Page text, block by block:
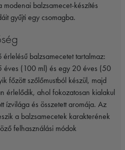
modenai balzsamecet-készítés
gyűjti egy csomagba.
balzsamecetet tartalmaz:
éves (100 ml) és egy 20 éves (50
főzött szőlőmustból készül, majd
érlelődik, ahol fokozatosan kialakul
ízvilága és összetett aromája. Az
a balzsamecetek karakterének
felhasználási módok